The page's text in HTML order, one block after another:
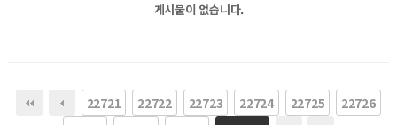
게시물이 없습니다.
22721 22722 22723 22724 22725
22726